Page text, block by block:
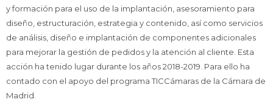
y formación para el uso de la implantación, asesoramiento para
diseño, estructuración, estrategia y contenido, así como servicios
de análisis, diseño e implantación de componentes adicionales
para mejorar la gestión de pedidos y la atención al cliente. Esta
acción ha tenido lugar durante los años 2018-2019. Para ello ha
contado con el apoyo del programa TICCámaras de la Cámara de
Madrid.